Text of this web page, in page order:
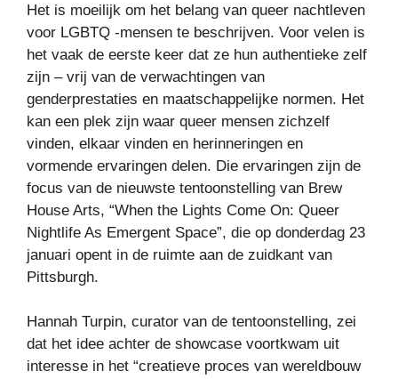
Het is moeilijk om het belang van queer nachtleven
voor LGBTQ -mensen te beschrijven. Voor velen is
het vaak de eerste keer dat ze hun authentieke zelf
zijn – vrij van de verwachtingen van
genderprestaties en maatschappelijke normen. Het
kan een plek zijn waar queer mensen zichzelf
vinden, elkaar vinden en herinneringen en
vormende ervaringen delen. Die ervaringen zijn de
focus van de nieuwste tentoonstelling van Brew
House Arts, “When the Lights Come On: Queer
Nightlife As Emergent Space”, die op donderdag 23
januari opent in de ruimte aan de zuidkant van
Pittsburgh.
Hannah Turpin, curator van de tentoonstelling, zei
dat het idee achter de showcase voortkwam uit
interesse in het “creatieve proces van wereldbouw